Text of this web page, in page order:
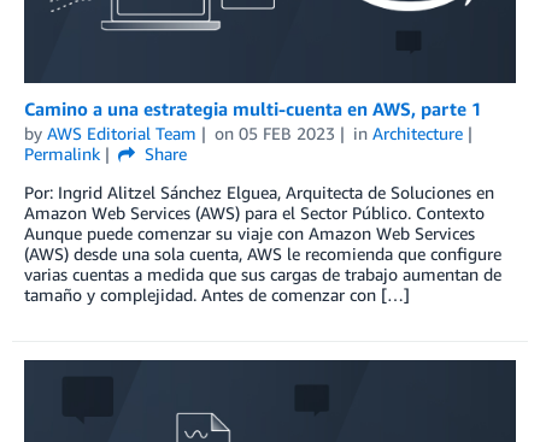
Camino a una estrategia multi-cuenta en AWS, parte 1
by AWS Editorial Team on 05 FEB 2023 in Architecture
Permalink
Share
Por: Ingrid Alitzel Sánchez Elguea, Arquitecta de Soluciones en
Amazon Web Services (AWS) para el Sector Público. Contexto
Aunque puede comenzar su viaje con Amazon Web Services
(AWS) desde una sola cuenta, AWS le recomienda que configure
varias cuentas a medida que sus cargas de trabajo aumentan de
tamaño y complejidad. Antes de comenzar con […]